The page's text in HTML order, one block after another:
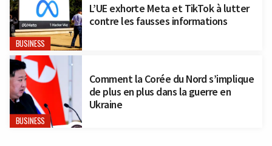
BUSINESS
L’UE exhorte Meta et TikTok à lutter
contre les fausses informations
BUSINESS
Comment la Corée du Nord s’implique
de plus en plus dans la guerre en
Ukraine